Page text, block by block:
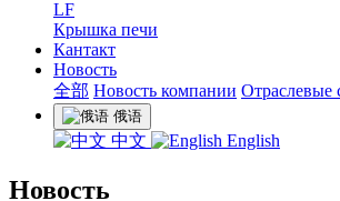
LF
Крышка печи
Кантакт
Новость
全部 Новость компании Отраслевые
俄语
中文 English
Новость